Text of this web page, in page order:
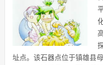
址点。该石器点位于镇雄县